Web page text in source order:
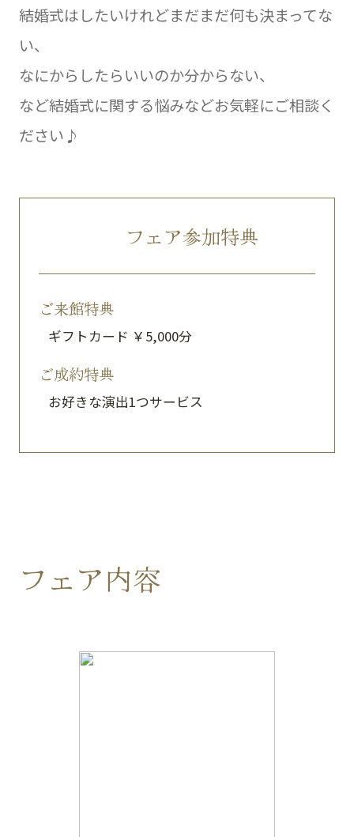
結婚式はしたいけれどまだまだ何も決まってな
い、
なにからしたらいいのか分からない、
など結婚式に関する悩みなどお気軽にご相談く
ださい♪
フェア参加特典
ご来館特典
ギフトカード ￥5,000分
ご成約特典
お好きな演出1つサービス
フェア内容